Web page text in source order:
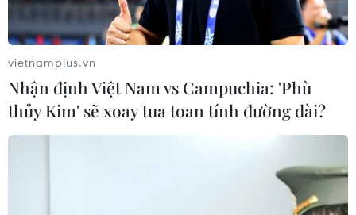
vietnamplus.vn
Nhận định Việt Nam vs Campuchia: 'Phù
thủy Kim' sẽ xoay tua toan tính đường dài?